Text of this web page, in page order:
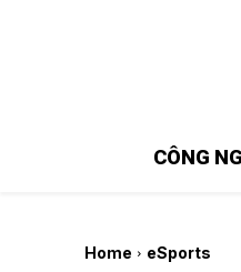
CÔNG
Home eSports